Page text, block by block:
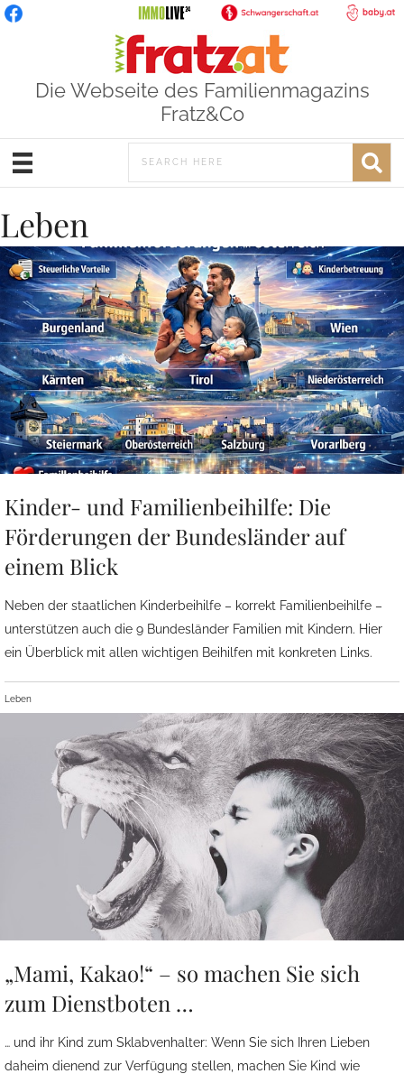
Die Webseite des Familienmagazins
Fratz&Co
Leben
Kinder- und Familienbeihilfe: Die
Förderungen der Bundesländer auf
einem Blick
Neben der staatlichen Kinderbeihilfe – korrekt Familienbeihilfe –
unterstützen auch die 9 Bundesländer Familien mit Kindern. Hier
ein Überblick mit allen wichtigen Beihilfen mit konkreten Links.
Leben
„Mami, Kakao!“ – so machen Sie sich
zum Dienstboten …
… und ihr Kind zum Sklabvenhalter: Wenn Sie sich Ihren Lieben
daheim dienend zur Verfügung stellen, machen Sie Kind wie